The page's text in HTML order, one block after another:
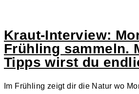
Kraut-Interview:
Frühling sammeln.
Tipps wirst du
Im Frühling zeigt dir die Natur wo